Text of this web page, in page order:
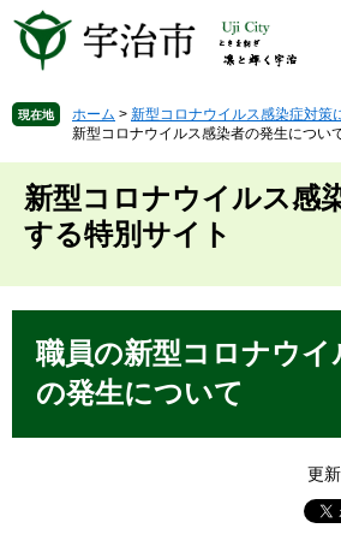
先
で
を
ば
へ
現在地 ホーム > 新型コロナウイルス感染症対策
新型コロナウイルス感染者の発生につい
新型コロナウイルス感
する特別サイト
職員の新型コロナウイ
の発生について
更